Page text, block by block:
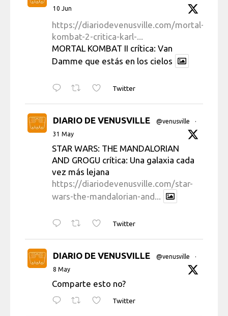
10 Jun
https://diariodevenusville.com/mortal-
kombat-2-critica-karl-...
MORTAL KOMBAT II crítica: Van
Damme que estás en los cielos
Twitter
DIARIO DE VENUSVILLE @venusville
·
31 May
STAR WARS: THE MANDALORIAN
AND GROGU crítica: Una galaxia cada
vez más lejana
https://diariodevenusville.com/star-
wars-the-mandalorian-and...
Twitter
DIARIO DE VENUSVILLE @venusville
·
8 May
Comparte esto no?
Twitter